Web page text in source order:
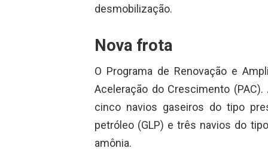
desmobilização.
Nova frota
O Programa de Renovação e
Aceleração do Crescimento
cinco navios gaseiros do tipo
petróleo (GLP) e três navios do
amônia.